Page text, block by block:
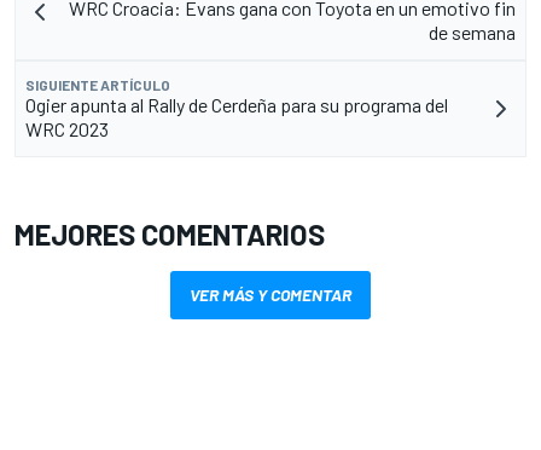
WRC Croacia: Evans gana con Toyota en un emotivo fin
de semana
SIGUIENTE ARTÍCULO
Ogier apunta al Rally de Cerdeña para su programa del
WRC 2023
MEJORES COMENTARIOS
VER MÁS Y COMENTAR